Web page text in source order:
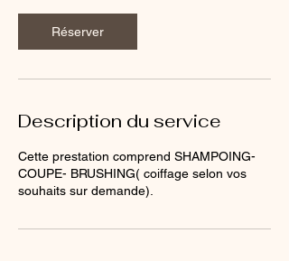
Réserver
Description du service
Cette prestation comprend SHAMPOING-
COUPE- BRUSHING( coiffage selon vos
souhaits sur demande).